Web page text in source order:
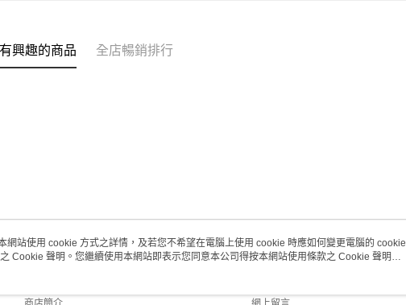
興趣的商品 全店暢銷排行
關於我們 客戶服務
網站使用 cookie 方式之詳情，及若您不希望在電腦上使用 cookie 時應如何變更電腦的 cookie
之 Cookie 聲明。您繼續使用本網站即表示您同意本公司得按本網站使用條款之 Cookie 聲明使